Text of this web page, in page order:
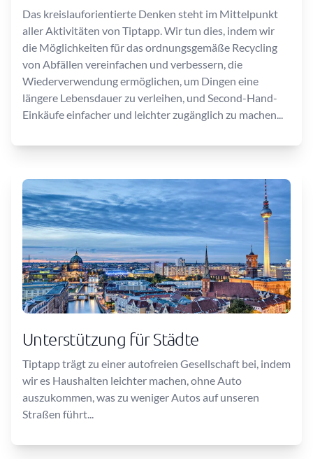
Das kreislauforientierte Denken steht im Mittelpunkt
aller Aktivitäten von Tiptapp. Wir tun dies, indem wir
die Möglichkeiten für das ordnungsgemäße Recycling
von Abfällen vereinfachen und verbessern, die
Wiederverwendung ermöglichen, um Dingen eine
längere Lebensdauer zu verleihen, und Second-Hand-
Einkäufe einfacher und leichter zugänglich zu machen...
Unterstützung für Städte
Tiptapp trägt zu einer autofreien Gesellschaft bei, indem
wir es Haushalten leichter machen, ohne Auto
auszukommen, was zu weniger Autos auf unseren
Straßen führt...